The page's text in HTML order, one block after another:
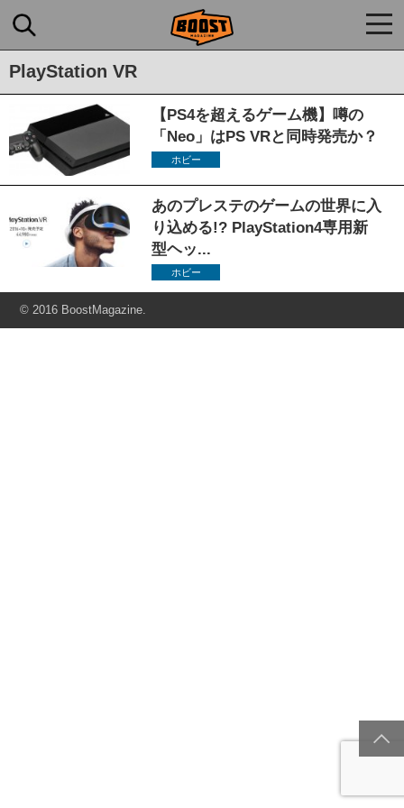
PlayStation VR
【PS4を超えるゲーム機】噂の
「Neo」はPS VRと同時発売か？
ホビー
あのプレステのゲームの世界に入
り込める!? PlayStation4専用新
型ヘッ...
ホビー
© 2016 BoostMagazine.